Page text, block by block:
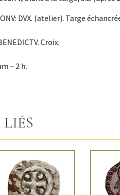
DVX. (atelier). Targe
Croix.
– 2 h.